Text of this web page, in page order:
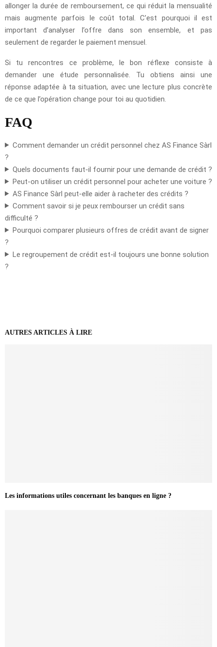
allonger la durée de remboursement, ce qui réduit la mensualité
mais augmente parfois le coût total. C’est pourquoi il est
important d’analyser l’offre dans son ensemble, et pas
seulement de regarder le paiement mensuel.
Si tu rencontres ce problème, le bon réflexe consiste à
demander une étude personnalisée. Tu obtiens ainsi une
réponse adaptée à ta situation, avec une lecture plus concrète
de ce que l’opération change pour toi au quotidien.
FAQ
Comment demander un crédit personnel chez AS Finance Sàrl
?
Quels documents faut-il fournir pour une demande de crédit ?
Peut-on utiliser un crédit personnel pour acheter une voiture ?
AS Finance Sàrl peut-elle aider à racheter des crédits ?
Comment savoir si je peux rembourser un crédit sans
difficulté ?
Pourquoi comparer plusieurs offres de crédit avant de signer
?
Le regroupement de crédit est-il toujours une bonne solution
?
AUTRES ARTICLES À LIRE
Les informations utiles concernant les banques en ligne ?